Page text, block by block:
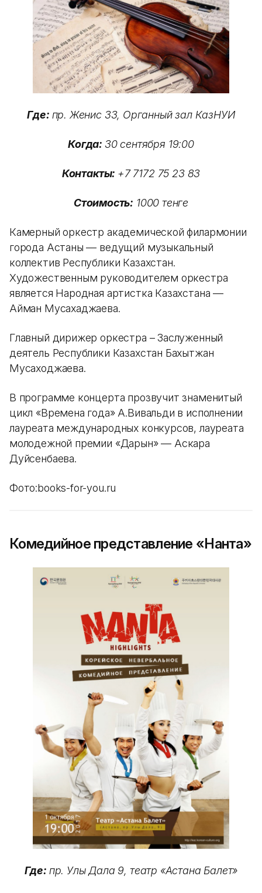
Где: пр. Женис 33, Органный зал КазНУИ
Когда: 30 сентября 19:00
Контакты: +7 7172 75 23 83
Стоимость: 1000 тенге
Камерный оркестр академической филармонии
города Астаны — ведущий музыкальный
коллектив Республики Казахстан.
Художественным руководителем оркестра
является Народная артистка Казахстана —
Айман Мусахаджаева.
Главный дирижер оркестра – Заслуженный
деятель Республики Казахстан Бахытжан
Мусаходжаева.
В программе концерта прозвучит знаменитый
цикл «Времена года» А.Вивальди в исполнении
лауреата международных конкурсов, лауреата
молодежной премии «Дарын» — Аскара
Дуйсенбаева.
Фото:books-for-you.ru
Комедийное представление «Нанта»
Где: пр. Улы Дала 9, театр «Астана Балет»